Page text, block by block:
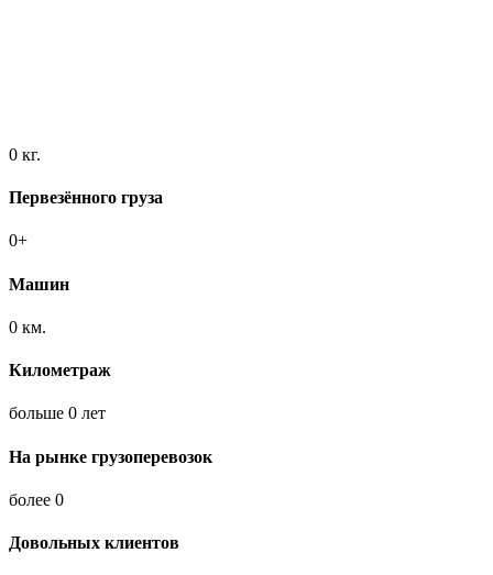
0 кг.
Первезённого груза
0+
Машин
0 км.
Километраж
больше 0 лет
На рынке грузоперевозок
более 0
Довольных клиентов